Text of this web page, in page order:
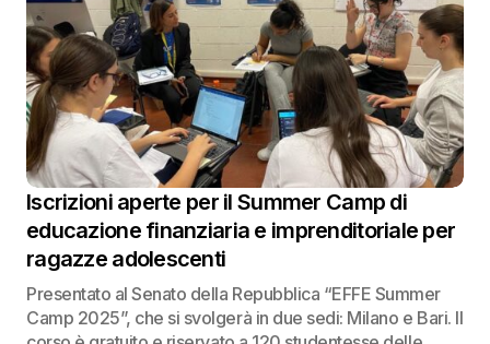
Iscrizioni aperte per il Summer Camp di
educazione finanziaria e imprenditoriale per
ragazze adolescenti
Presentato al Senato della Repubblica “EFFE Summer
Camp 2025”, che si svolgerà in due sedi: Milano e Bari. Il